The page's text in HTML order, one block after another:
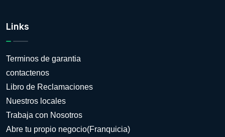
Links
Terminos de garantia
contactenos
Libro de Reclamaciones
Nuestros locales
Trabaja con Nosotros
Abre tu propio negocio(Franquicia)